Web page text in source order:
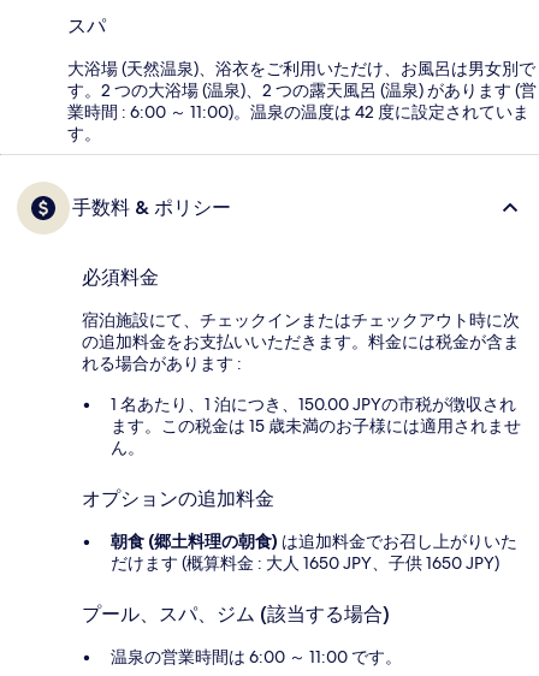
スパ
大浴場 (天然温泉)、浴衣をご利用いただけ、お風呂は男女別で
す。2 つの大浴場 (温泉)、2 つの露天風呂 (温泉) があります (営
業時間 : 6:00 ～ 11:00)。温泉の温度は 42 度に設定されていま
す。
手数料 & ポリシー
必須料金
宿泊施設にて、チェックインまたはチェックアウト時に次
の追加料金をお支払いいただきます。料金には税金が含ま
れる場合があります :
1 名あたり、1 泊につき、150.00 JPYの市税が徴収され
ます。この税金は 15 歳未満のお子様には適用されませ
ん。
オプションの追加料金
朝食 (郷土料理の朝食) は追加料金でお召し上がりいた
だけます (概算料金 : 大人 1650 JPY、子供 1650 JPY)
プール、スパ、ジム (該当する場合)
温泉の営業時間は 6:00 ～ 11:00 です。